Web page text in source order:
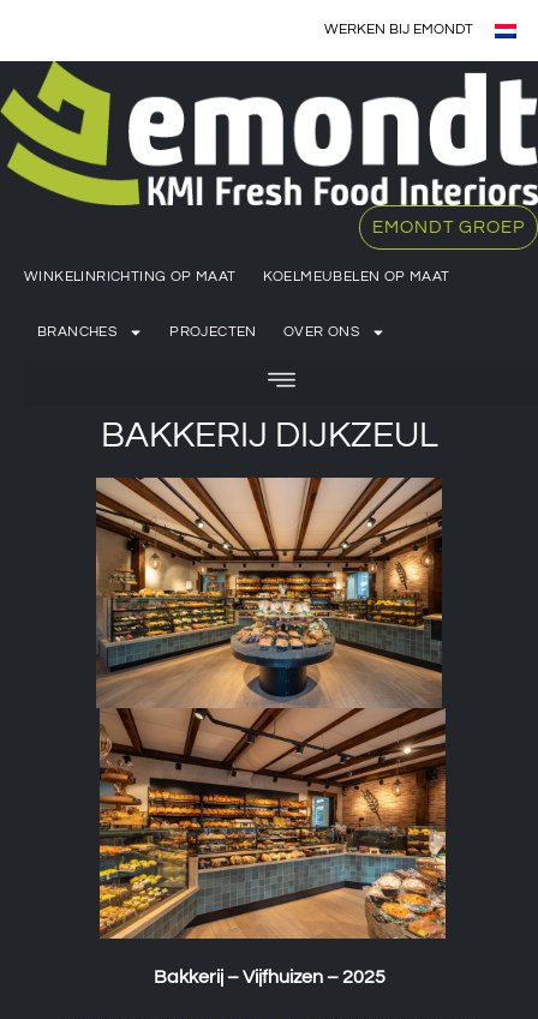
WERKEN BIJ EMONDT
EMONDT GROEP
WINKELINRICHTING OP MAAT KOELMEUBELEN OP MAAT
BRANCHES PROJECTEN OVER ONS
BAKKERIJ DIJKZEUL
Bakkerij – Vijfhuizen – 2025